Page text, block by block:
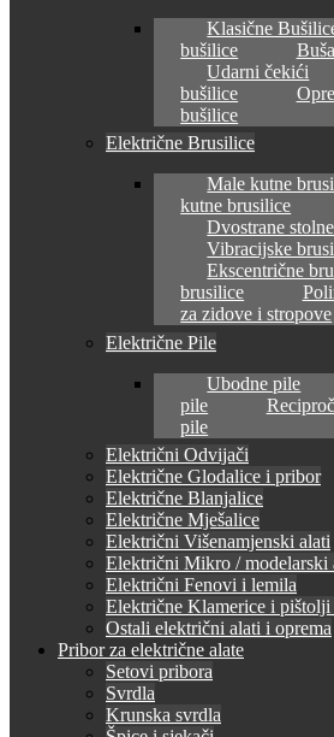
Klasične
bušilice
Udarni čekići
bušilice
bušilice
Električne Brusilice
Male kutne
kutne brusilice
Dvostrane
Vibracijske
Ekscentrične
brusilice
za zidove i stropove
Električne Pile
Ubodne pile
pile
pile
Električni Odvijači
Električne Glodalice i pribor
Električne Blanjalice
Električne Mješalice
Električni Višenamjenski alati
Električni Mikro / modelarski
Električni Fenovi i lemila
Električne Klamerice i pištolji
Ostali električni alati i oprema
Pribor za električne alate
Setovi pribora
Svrdla
Krunska svrdla